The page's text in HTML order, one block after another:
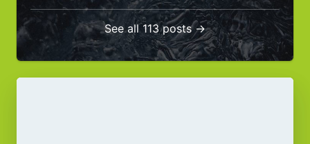
See all 113 posts →